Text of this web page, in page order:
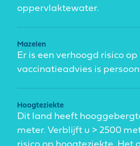
oppervlaktewater.
Mazelen
Er is een verhoogd risico
vaccinatieadvies is
Hoogteziekte
Dit land heeft
meter. Verblijft u > 2500